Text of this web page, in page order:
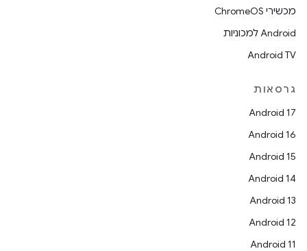
מכשירי ChromeOS
Android למכוניות
Android TV
גרסאות
Android 17
Android 16
Android 15
Android 14
Android 13
Android 12
Android 11